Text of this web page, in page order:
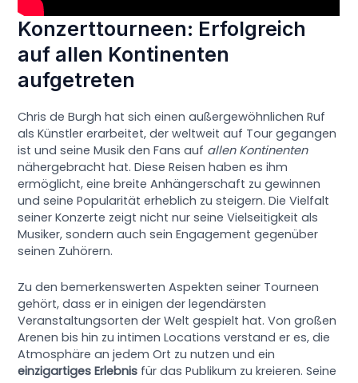
Konzerttourneen: Erfolgreich
auf allen Kontinenten
aufgetreten
Chris de Burgh hat sich einen außergewöhnlichen Ruf
als Künstler erarbeitet, der weltweit auf Tour gegangen
ist und seine Musik den Fans auf allen Kontinenten
nähergebracht hat. Diese Reisen haben es ihm
ermöglicht, eine breite Anhängerschaft zu gewinnen
und seine Popularität erheblich zu steigern. Die Vielfalt
seiner Konzerte zeigt nicht nur seine Vielseitigkeit als
Musiker, sondern auch sein Engagement gegenüber
seinen Zuhörern.
Zu den bemerkenswerten Aspekten seiner Tourneen
gehört, dass er in einigen der legendärsten
Veranstaltungsorten der Welt gespielt hat. Von großen
Arenen bis hin zu intimen Locations verstand er es, die
Atmosphäre an jedem Ort zu nutzen und ein
einzigartiges Erlebnis für das Publikum zu kreieren. Seine